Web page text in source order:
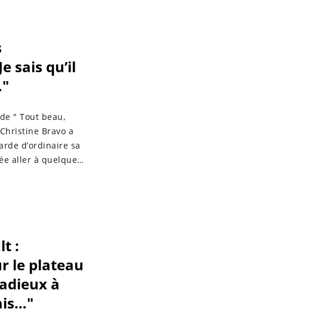
sais qu’il
" Tout beau,
Bravo a
d’ordinaire sa
aller à quelques
:
le plateau
à